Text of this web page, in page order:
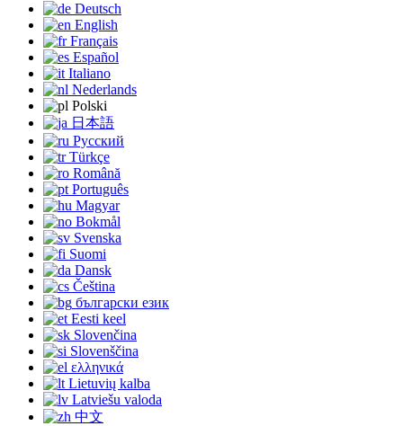
Deutsch
English
Français
Español
Italiano
Nederlands
Polski
日本語
Русский
Türkçe
Română
Português
Magyar
Bokmål
Svenska
Suomi
Dansk
Čeština
български език
Eesti keel
Slovenčina
Slovenščina
ελληνικά
Lietuvių kalba
Latviešu valoda
中文